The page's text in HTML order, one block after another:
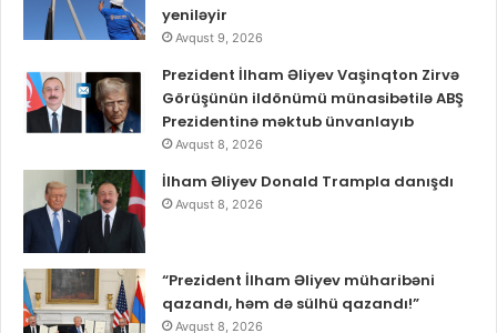
yeniləyir
Avqust 9, 2026
Prezident İlham Əliyev Vaşinqton Zirvə
Görüşünün ildönümü münasibətilə ABŞ
Prezidentinə məktub ünvanlayıb
Avqust 8, 2026
İlham Əliyev Donald Trampla danışdı
Avqust 8, 2026
“Prezident İlham Əliyev müharibəni
qazandı, həm də sülhü qazandı!”
Avqust 8, 2026